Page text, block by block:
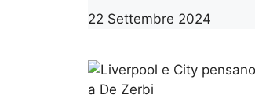
22 Settembre 2024